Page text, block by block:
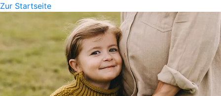
Zur Startseite